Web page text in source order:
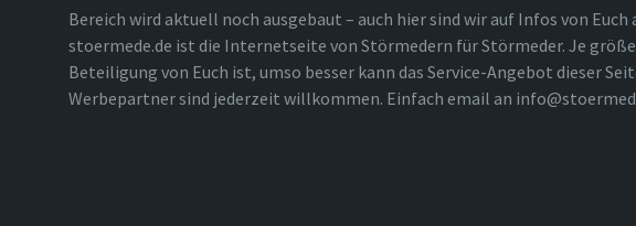
Bereich wird aktuell noch ausgebaut – auch hier sind wir auf Infos von Euch
stoermede.de ist die Internetseite von Störmedern für Störmeder. Je
Beteiligung von Euch ist, umso besser kann das Service-Angebot dieser
Werbepartner sind jederzeit willkommen. Einfach email an